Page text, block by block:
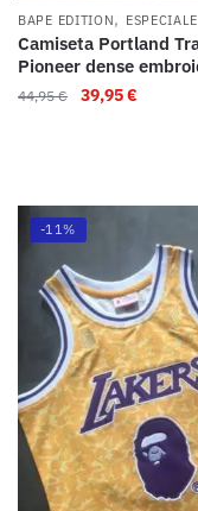
BAPE EDITION,
Camiseta Portland
Pioneer dense
44,95€ 39,95€
-11%